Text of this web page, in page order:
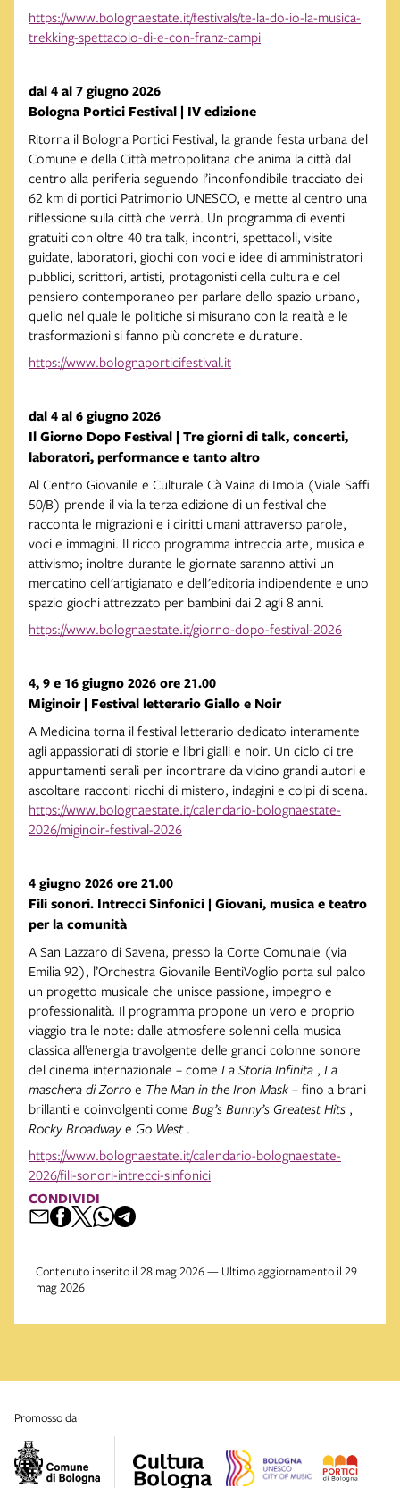
https://www.bolognaestate.it/festivals/te-la-do-io-la-musica-
trekking-spettacolo-di-e-con-franz-campi
dal 4 al 7 giugno 2026
Bologna Portici Festival | IV edizione
Ritorna il Bologna Portici Festival, la grande festa urbana del
Comune e della Città metropolitana che anima la città dal
centro alla periferia seguendo l’inconfondibile tracciato dei
62 km di portici Patrimonio UNESCO, e mette al centro una
riflessione sulla città che verrà. Un programma di eventi
gratuiti con oltre 40 tra talk, incontri, spettacoli, visite
guidate, laboratori, giochi con voci e idee di amministratori
pubblici, scrittori, artisti, protagonisti della cultura e del
pensiero contemporaneo per parlare dello spazio urbano,
quello nel quale le politiche si misurano con la realtà e le
trasformazioni si fanno più concrete e durature.
https://www.bolognaporticifestival.it
dal 4 al 6 giugno 2026
Il Giorno Dopo Festival | Tre giorni di talk, concerti,
laboratori, performance e tanto altro
Al Centro Giovanile e Culturale Cà Vaina di Imola (Viale Saffi
50/B) prende il via la terza edizione di un festival che
racconta le migrazioni e i diritti umani attraverso parole,
voci e immagini. Il ricco programma intreccia arte, musica e
attivismo; inoltre durante le giornate saranno attivi un
mercatino dell'artigianato e dell'editoria indipendente e uno
spazio giochi attrezzato per bambini dai 2 agli 8 anni.
https://www.bolognaestate.it/giorno-dopo-festival-2026
4, 9 e 16 giugno 2026 ore 21.00
Miginoir | Festival letterario Giallo e Noir
A Medicina torna il festival letterario dedicato interamente
agli appassionati di storie e libri gialli e noir. Un ciclo di tre
appuntamenti serali per incontrare da vicino grandi autori e
ascoltare racconti ricchi di mistero, indagini e colpi di scena.
https://www.bolognaestate.it/calendario-bolognaestate-
2026/miginoir-festival-2026
4 giugno 2026 ore 21.00
Fili sonori. Intrecci Sinfonici | Giovani, musica e teatro
per la comunità
A San Lazzaro di Savena, presso la Corte Comunale (via
Emilia 92), l’Orchestra Giovanile BentiVoglio porta sul palco
un progetto musicale che unisce passione, impegno e
professionalità. Il programma propone un vero e proprio
viaggio tra le note: dalle atmosfere solenni della musica
classica all’energia travolgente delle grandi colonne sonore
del cinema internazionale – come La Storia Infinita , La
maschera di Zorro e The Man in the Iron Mask – fino a brani
brillanti e coinvolgenti come Bug’s Bunny’s Greatest Hits ,
Rocky Broadwaye Go West .
https://www.bolognaestate.it/calendario-bolognaestate-
2026/fili-sonori-intrecci-sinfonici
CONDIVIDI
Contenuto inserito il 28 mag 2026 — Ultimo aggiornamento il 29
mag 2026
promosso da